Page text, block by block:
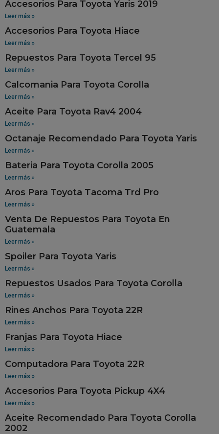
Accesorios Para Toyota Yaris 2019
Leer más »
Accesorios Para Toyota Hiace
Leer más »
Repuestos Para Toyota Tercel 95
Leer más »
Calcomania Para Toyota Corolla
Leer más »
Aceite Para Toyota Rav4 2004
Leer más »
Octanaje Recomendado Para Toyota Yaris
Leer más »
Bateria Para Toyota Corolla 2005
Leer más »
Aros Para Toyota Tacoma Trd Pro
Leer más »
Venta De Repuestos Para Toyota En
Guatemala
Leer más »
Spoiler Para Toyota Yaris
Leer más »
Repuestos Usados Para Toyota Corolla
Leer más »
Rines Anchos Para Toyota 22R
Leer más »
Franjas Para Toyota Hiace
Leer más »
Computadora Para Toyota 22R
Leer más »
Accesorios Para Toyota Pickup 4X4
Leer más »
Aceite Recomendado Para Toyota Corolla
2002